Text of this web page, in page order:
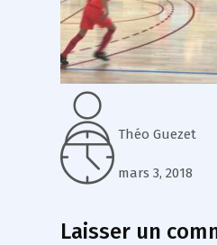
Théo Guezet
mars 3, 2018
Laisser un